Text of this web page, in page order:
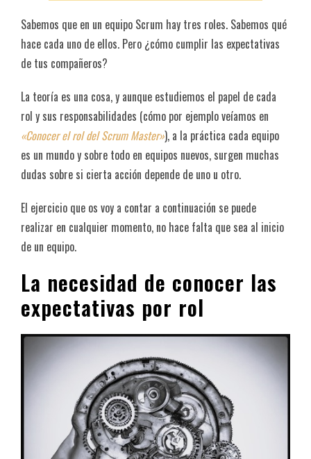
Sabemos que en un equipo Scrum hay tres roles. Sabemos qué
hace cada uno de ellos. Pero ¿cómo cumplir las expectativas
de tus compañeros?
La teoría es una cosa, y aunque estudiemos el papel de cada
rol y sus responsabilidades (cómo por ejemplo veíamos en
«Conocer el rol del Scrum Master»), a la práctica cada equipo
es un mundo y sobre todo en equipos nuevos, surgen muchas
dudas sobre si cierta acción depende de uno u otro.
El ejercicio que os voy a contar a continuación se puede
realizar en cualquier momento, no hace falta que sea al inicio
de un equipo.
La necesidad de conocer las
expectativas por rol